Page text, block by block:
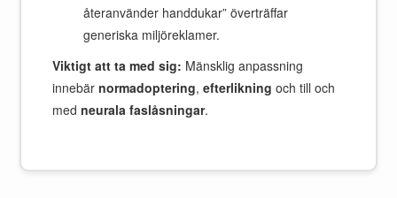
återanvänder handdukar” överträffar
generiska miljöreklamer.
Viktigt att ta med sig: Mänsklig anpassning
innebärnormadoptering,efterlikning och till och
medneurala faslåsningar.